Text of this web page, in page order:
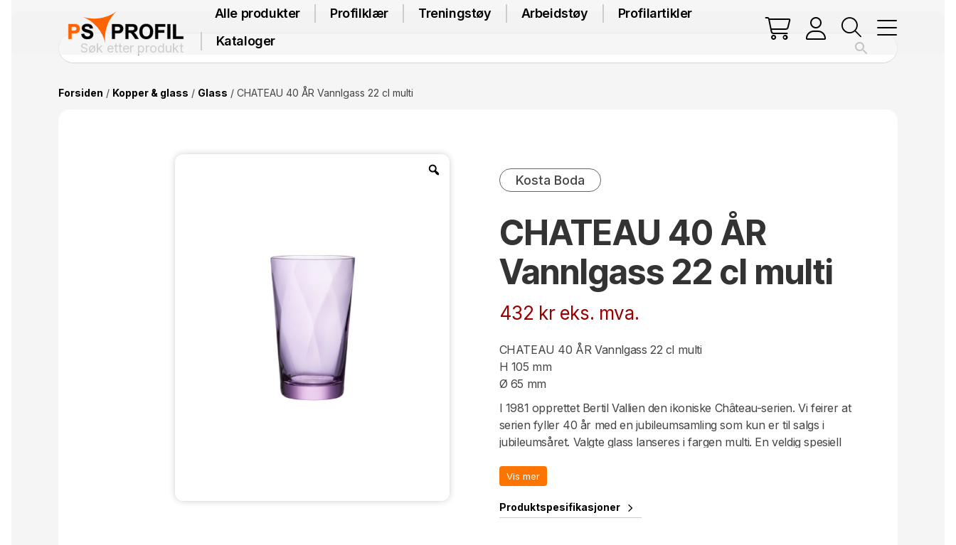
Alle produkter Profilklær Treningstøy Arbeidstøy
Profilartikler
Kataloger
Forsiden / Kopper & glass / Glass / CHATEAU 40 ÅR Vannlgass 22 cl multi
Kosta Boda
CHATEAU 40 ÅR
Vannlgass 22 cl multi
432 kr eks. mva.
CHATEAU 40 ÅR Vannlgass 22 cl multi
H 105 mm
Ø 65 mm
I 1981 opprettet Bertil Vallien den ikoniske Château-serien. Vi feirer at
serien fyller 40 år med en jubileumsamling som kun er til salgs i
jubileumsåret. Valgte glass lanseres i fargen multi. En veldig spesiell
andre toner. Det fargerike glasset er en fin kontrast til delene av serien
nydelig refleksjon av lyset.
Vis mer
Produktspesifikasjoner